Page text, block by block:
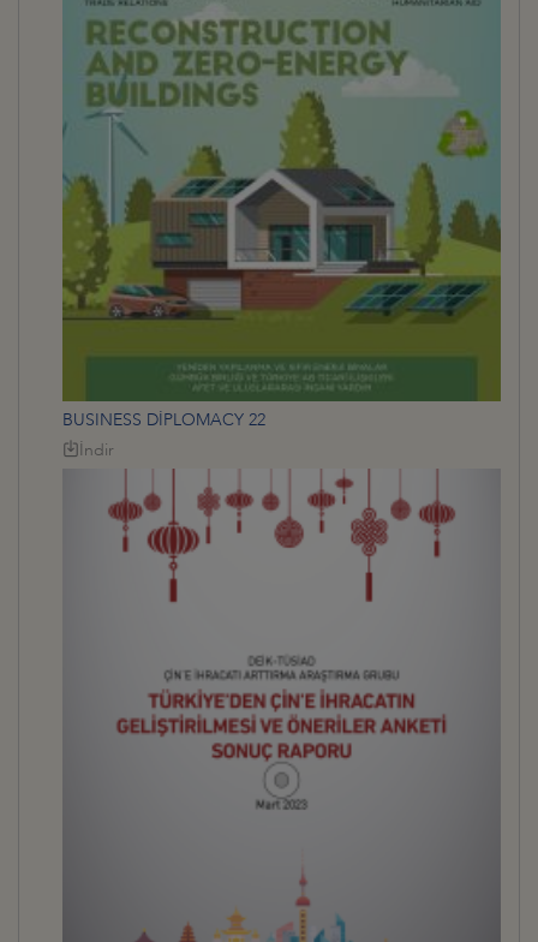
BUSINESS DİPLOMACY 22
İndir